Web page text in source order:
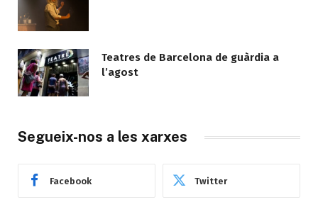
Teatres de Barcelona de guàrdia a
l’agost
Segueix-nos a les xarxes
Facebook Twitter